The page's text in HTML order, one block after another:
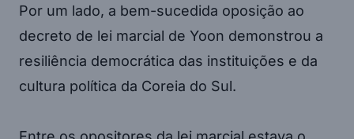
Por um lado, a bem-sucedida oposição ao
decreto de lei marcial de Yoon demonstrou a
resiliência democrática das instituições e da
cultura política da Coreia do Sul.